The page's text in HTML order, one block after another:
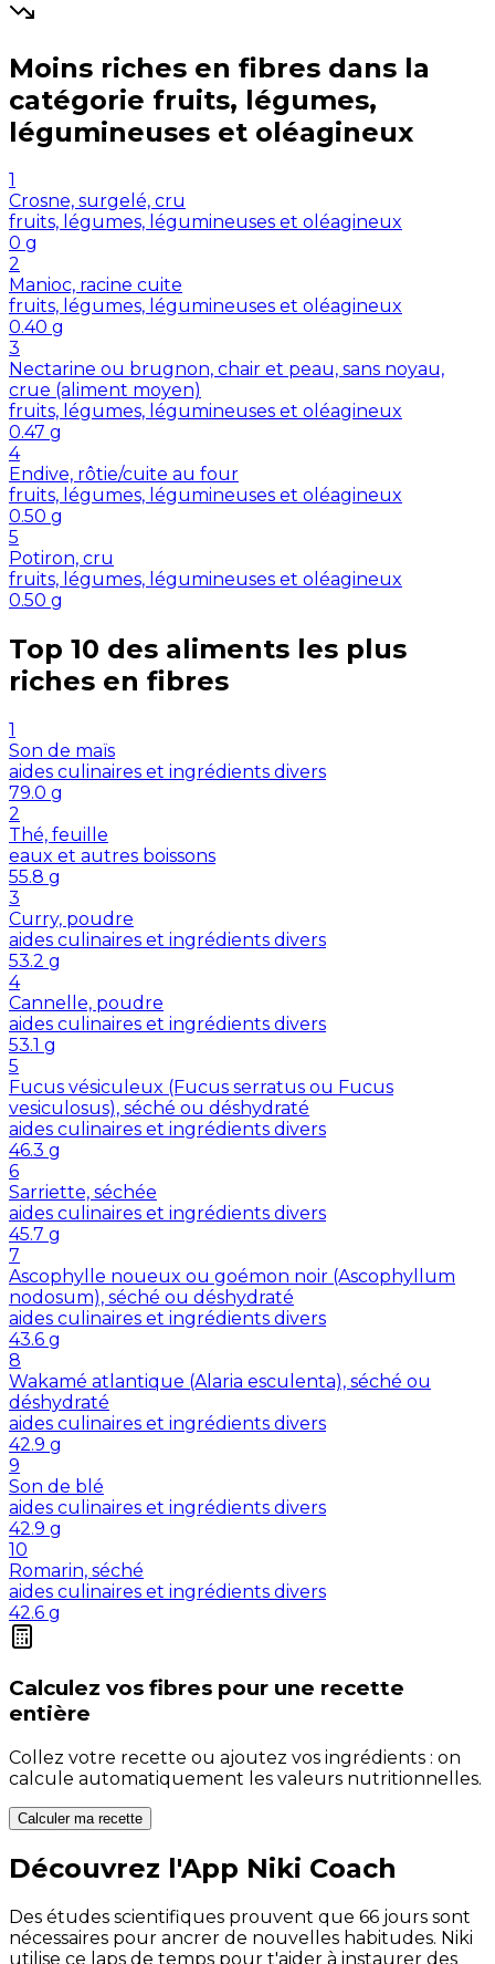
Moins riches en fibres dans la
catégorie fruits, légumes,
légumineuses et oléagineux
1
Crosne, surgelé, cru
fruits, légumes, légumineuses et oléagineux
0 g
2
Manioc, racine cuite
fruits, légumes, légumineuses et oléagineux
0.40 g
3
Nectarine ou brugnon, chair et peau, sans noyau,
crue (aliment moyen)
fruits, légumes, légumineuses et oléagineux
0.47 g
4
Endive, rôtie/cuite au four
fruits, légumes, légumineuses et oléagineux
0.50 g
5
Potiron, cru
fruits, légumes, légumineuses et oléagineux
0.50 g
Top 10 des aliments les plus
riches en fibres
1
Son de maïs
aides culinaires et ingrédients divers
79.0 g
2
Thé, feuille
eaux et autres boissons
55.8 g
3
Curry, poudre
aides culinaires et ingrédients divers
53.2 g
4
Cannelle, poudre
aides culinaires et ingrédients divers
53.1 g
5
Fucus vésiculeux (Fucus serratus ou Fucus
vesiculosus), séché ou déshydraté
aides culinaires et ingrédients divers
46.3 g
6
Sarriette, séchée
aides culinaires et ingrédients divers
45.7 g
7
Ascophylle noueux ou goémon noir (Ascophyllum
nodosum), séché ou déshydraté
aides culinaires et ingrédients divers
43.6 g
8
Wakamé atlantique (Alaria esculenta), séché ou
déshydraté
aides culinaires et ingrédients divers
42.9 g
9
Son de blé
aides culinaires et ingrédients divers
42.9 g
10
Romarin, séché
aides culinaires et ingrédients divers
42.6 g
Calculez vos fibres pour une recette
entière
Collez votre recette ou ajoutez vos ingrédients : on
calcule automatiquement les valeurs nutritionnelles.
Calculer ma recette
Découvrez l'App Niki Coach
Des études scientifiques prouvent que 66 jours sont
nécessaires pour ancrer de nouvelles habitudes. Niki
utilise ce laps de temps pour t'aider à instaurer des